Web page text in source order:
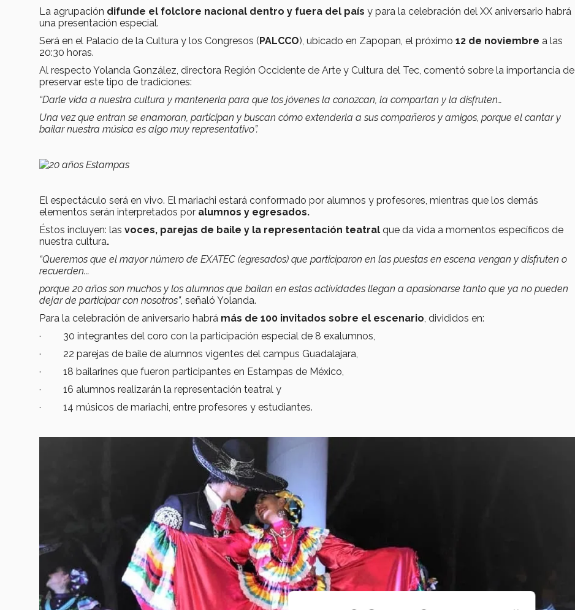
La agrupación difunde el folclore nacional dentro y fuera del país y para la celebración del XX aniversario habrá
una presentación especial.
Será en el Palacio de la Cultura y los Congresos (PALCCO), ubicado en Zapopan, el próximo 12 de noviembre a las
20:30 horas.
Al respecto Yolanda González, directora Región Occidente de Arte y Cultura del Tec, comentó sobre la importancia de
preservar este tipo de tradiciones:
“Darle vida a nuestra cultura y mantenerla para que los jóvenes la conozcan, la compartan y la disfruten…
Una vez que entran se enamoran, participan y buscan cómo extenderla a sus compañeros y amigos, porque el cantar y
bailar nuestra música es algo muy representativo”.
El espectáculo será en vivo. El mariachi estará conformado por alumnos y profesores, mientras que los demás
elementos serán interpretados por alumnos y egresados.
Éstos incluyen: las voces, parejas de baile y la representación teatral que da vida a momentos específicos de
nuestra cultura.
“Queremos que el mayor número de EXATEC (egresados) que participaron en las puestas en escena vengan y disfruten o
recuerden...
porque 20 años son muchos y los alumnos que bailan en estas actividades llegan a apasionarse tanto que ya no pueden
dejar de participar con nosotros”, señaló Yolanda.
Para la celebración de aniversario habrá más de 100 invitados sobre el escenario , divididos en:
· 30 integrantes del coro con la participación especial de 8 exalumnos,
· 22 parejas de baile de alumnos vigentes del campus Guadalajara,
· 18 bailarines que fueron participantes en Estampas de México,
· 16 alumnos realizarán la representación teatral y
· 14 músicos de mariachi, entre profesores y estudiantes.